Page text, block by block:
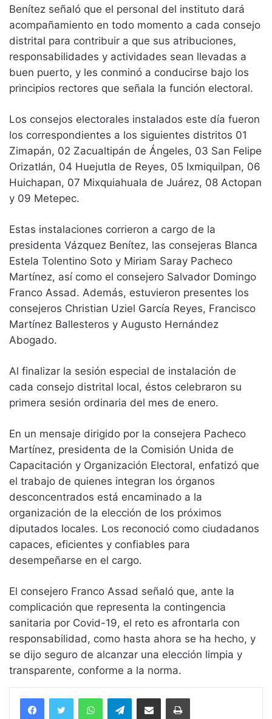
Benítez señaló que el personal del instituto dará
acompañamiento en todo momento a cada consejo
distrital para contribuir a que sus atribuciones,
responsabilidades y actividades sean llevadas a
buen puerto, y les conminó a conducirse bajo los
principios rectores que señala la función electoral.
Los consejos electorales instalados este día fueron
los correspondientes a los siguientes distritos 01
Zimapán, 02 Zacualtipán de Ángeles, 03 San Felipe
Orizatlán, 04 Huejutla de Reyes, 05 Ixmiquilpan, 06
Huichapan, 07 Mixquiahuala de Juárez, 08 Actopan
y 09 Metepec.
Estas instalaciones corrieron a cargo de la
presidenta Vázquez Benítez, las consejeras Blanca
Estela Tolentino Soto y Miriam Saray Pacheco
Martínez, así como el consejero Salvador Domingo
Franco Assad. Además, estuvieron presentes los
consejeros Christian Uziel García Reyes, Francisco
Martínez Ballesteros y Augusto Hernández
Abogado.
Al finalizar la sesión especial de instalación de
cada consejo distrital local, éstos celebraron su
primera sesión ordinaria del mes de enero.
En un mensaje dirigido por la consejera Pacheco
Martínez, presidenta de la Comisión Unida de
Capacitación y Organización Electoral, enfatizó que
el trabajo de quienes integran los órganos
desconcentrados está encaminado a la
organización de la elección de los próximos
diputados locales. Los reconoció como ciudadanos
capaces, eficientes y confiables para
desempeñarse en el cargo.
El consejero Franco Assad señaló que, ante la
complicación que representa la contingencia
sanitaria por Covid-19, el reto es afrontarla con
responsabilidad, como hasta ahora se ha hecho, y
se dijo seguro de alcanzar una elección limpia y
transparente, conforme a la norma.
WhatsAppTelegramCompartir vía email Imprimir